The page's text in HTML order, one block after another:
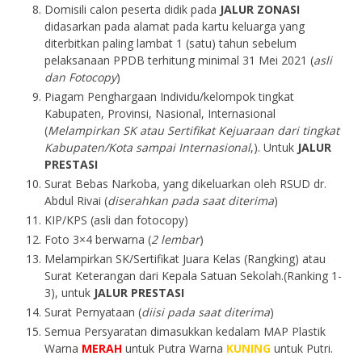
Domisili calon peserta didik pada JALUR ZONASI
didasarkan pada alamat pada kartu keluarga yang
diterbitkan paling lambat 1 (satu) tahun sebelum
pelaksanaan PPDB terhitung minimal 31 Mei 2021 (asli
dan Fotocopy)
Piagam Penghargaan Individu/kelompok tingkat
Kabupaten, Provinsi, Nasional, Internasional
(Melampirkan SK atau Sertifikat Kejuaraan dari tingkat
Kabupaten/Kota sampai Internasional,). Untuk JALUR
PRESTASI
Surat Bebas Narkoba, yang dikeluarkan oleh RSUD dr.
Abdul Rivai (diserahkan pada saat diterima)
KIP/KPS (asli dan fotocopy)
Foto 3×4 berwarna (2 lembar)
Melampirkan SK/Sertifikat Juara Kelas (Rangking) atau
Surat Keterangan dari Kepala Satuan Sekolah.(Ranking 1-
3), untuk JALUR PRESTASI
Surat Pernyataan (diisi pada saat diterima)
Semua Persyaratan dimasukkan kedalam MAP Plastik
Warna MERAH untuk Putra Warna KUNING untuk Putri.